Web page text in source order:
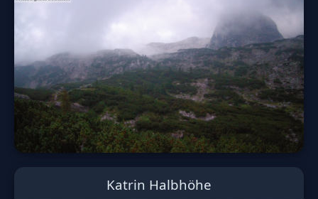
Katrin Halbhöhe